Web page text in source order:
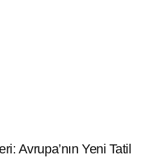
Avrupa’nın Yeni Tatil